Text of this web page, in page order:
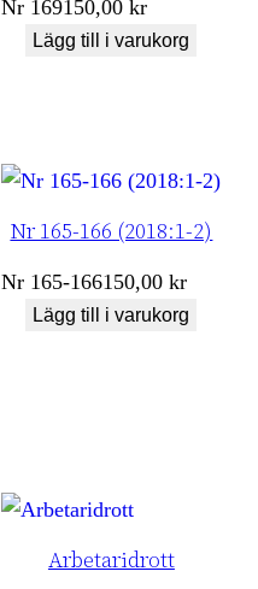
Nr 169150,00kr
Lägg till i varukorg
Nr 165-166 (2018:1-2)
Nr 165-166150,00kr
Lägg till i varukorg
Arbetaridrott